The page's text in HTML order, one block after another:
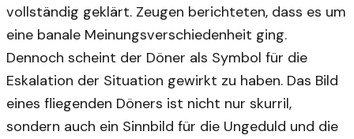
vollständig geklärt. Zeugen berichteten, dass es um
eine banale Meinungsverschiedenheit ging.
Dennoch scheint der Döner als Symbol für die
Eskalation der Situation gewirkt zu haben. Das Bild
eines fliegenden Döners ist nicht nur skurril,
sondern auch ein Sinnbild für die Ungeduld und die